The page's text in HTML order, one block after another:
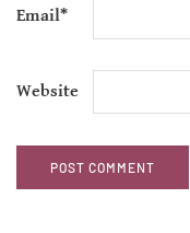
Email*
Website